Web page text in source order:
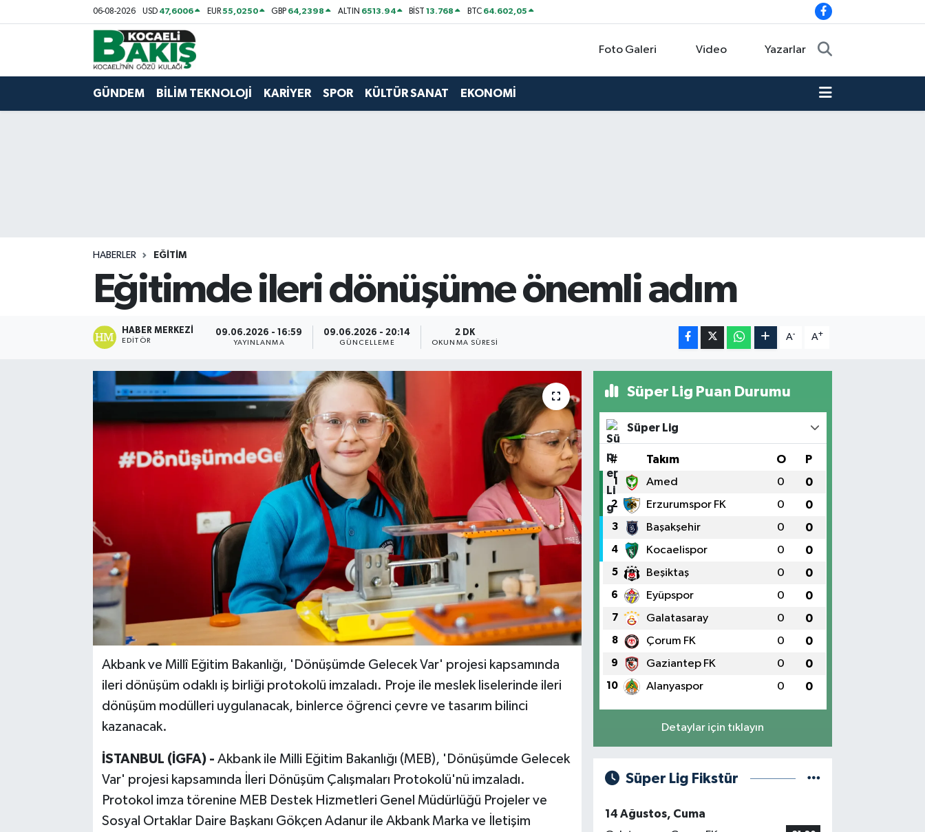
06-08-2026 USD 47,6006 EUR55,0250 GBP 64,2398 ALTIN 6513.94 BİST13.768 BTC 64.602,05
Foto Galeri Video Yazarlar
GÜNDEM BİLİM TEKNOLOJİ KARİYER SPOR KÜLTÜR SANAT EKONOMİ
HABERLER EĞİTİM
Eğitimde ileri dönüşüme önemli adım
HABER MERKEZI
EDITÖR
09.06.2026 - 16:59
YAYINLANMA
09.06.2026 - 20:14
GÜNCELLEME
2 DK
OKUNMA SÜRESI
A- A+
Akbank ve Millî Eğitim Bakanlığı, 'Dönüşümde Gelecek Var' projesi kapsamında
ileri dönüşüm odaklı iş birliği protokolü imzaladı. Proje ile meslek liselerinde ileri
dönüşüm modülleri uygulanacak, binlerce öğrenci çevre ve tasarım bilinci
kazanacak.
İSTANBUL (İGFA) - Akbank ile Milli Eğitim Bakanlığı (MEB), 'Dönüşümde Gelecek
Var' projesi kapsamında İleri Dönüşüm Çalışmaları Protokolü'nü imzaladı.
Protokol imza törenine MEB Destek Hizmetleri Genel Müdürlüğü Projeler ve
Sosyal Ortaklar Daire Başkanı Gökçen Adanur ile Akbank Marka ve İletişim
Süper Lig Puan Durumu
Süper Lig
# Takım O P
1 Amed 0 0
2 Erzurumspor FK 0 0
3 Başakşehir 0 0
4 Kocaelispor 0 0
5 Beşiktaş 0 0
6 Eyüpspor 0 0
7 Galatasaray 0 0
8 Çorum FK 0 0
9 Gaziantep FK 0 0
10 Alanyaspor 0 0
Detaylar için tıklayın
Süper Lig Fikstür
14 Ağustos, Cuma
Kocaeli Nöbetçi Eczaneler
Kocaeli Hava Durumu